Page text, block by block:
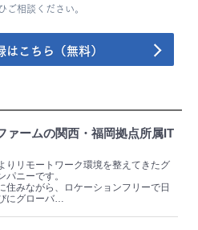
相談ください。
こちら（無料）
ァームの関西・福岡拠点所属IT
りリモートワーク環境を整えてきたグ
パニーです。
住みながら、ロケーションフリーで日
にグローバ…